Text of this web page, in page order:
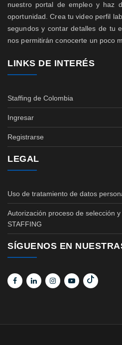
nuestro portal de empleo y haz
oportunidad. Crea tu video perfil
segundos y contar detalles de tu
nos permitirán conocerte un poco
LINKS DE INTERÉS
Staffing de Colombia
Ingresar
Registrarse
LEGAL
Uso de tratamiento de datos
Autorización proceso de selección
STAFFING
SÍGUENOS EN